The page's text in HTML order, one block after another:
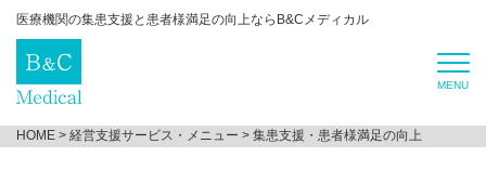
医療機関の集患支援と患者様満足の向上ならB&Cメディカル
HOME > 経営支援サービス・メニュー > 集患支援・患者様満足の向上